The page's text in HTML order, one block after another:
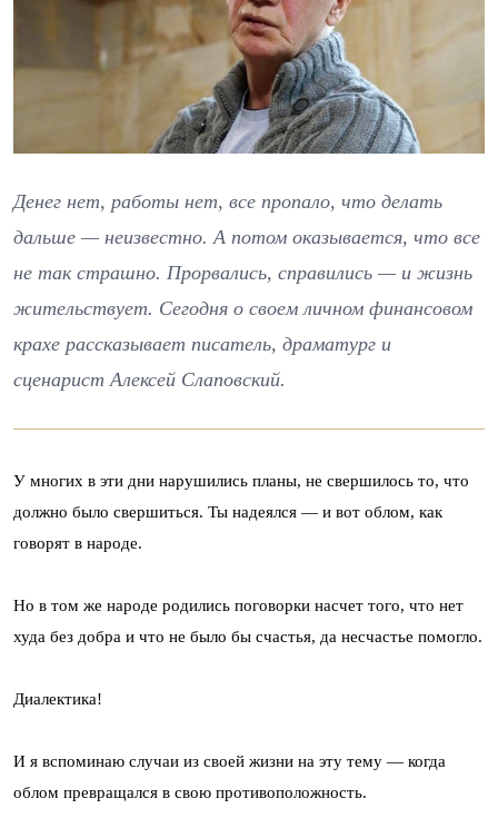
Денег нет, работы нет, все пропало, что делать
дальше — неизвестно. А потом оказывается, что все
не так страшно. Прорвались, справились — и жизнь
жительствует. Сегодня о своем личном финансовом
крахе рассказывает писатель, драматург и
сценарист Алексей Слаповский.
У многих в эти дни нарушились планы, не свершилось то, что
должно было свершиться. Ты надеялся — и вот облом, как
говорят в народе.
Но в том же народе родились поговорки насчет того, что нет
худа без добра и что не было бы счастья, да несчастье помогло.
Диалектика!
И я вспоминаю случаи из своей жизни на эту тему — когда
облом превращался в свою противоположность.